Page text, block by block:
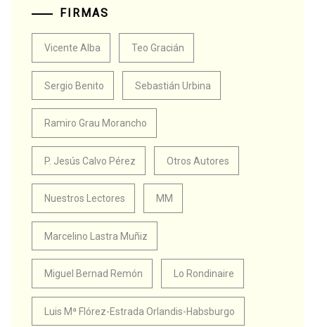
FIRMAS
Vicente Alba Teo Gracián
Sergio Benito Sebastián Urbina
Ramiro Grau Morancho
P. Jesús Calvo Pérez Otros Autores
Nuestros Lectores MM
Marcelino Lastra Muñiz
Miguel Bernad Remón Lo Rondinaire
Luis Mª Flórez-Estrada Orlandis-Habsburgo